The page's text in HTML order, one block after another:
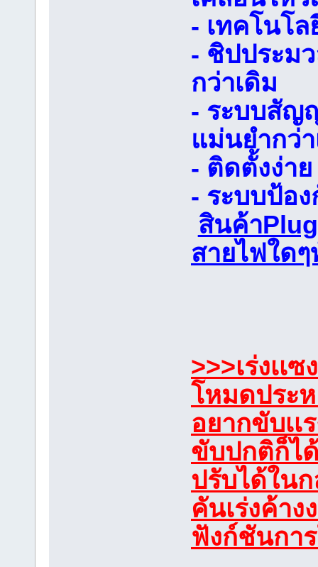
- เทคโนโ
- ชิปประม
กว่าเดิม
- ระบบสัญ
แม่นยำกว่
- ติดตั้งง่าย
- ระบบป้อ
สินค้า
สายไฟใด
>>>เร่งเเ
โหมดประห
อยากขับเ
ขับปกติก็ไ
ปรับได้ใน
คันเร่งค้า
ฟังก์ชันกา